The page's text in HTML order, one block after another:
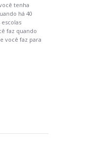
tenha
há 40
faz quando
você faz para